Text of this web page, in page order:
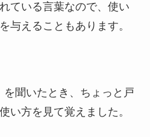
ている言葉なので、使い
与えることもあります。
を聞いたとき、ちょっと戸
い方を見て覚えました。